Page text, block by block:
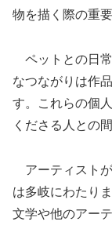
物を描く際の重
ペットとの日
なつながりは作
す。これらの個
くださる人との
アーティスト
は多岐にわたり
文学や他のアー